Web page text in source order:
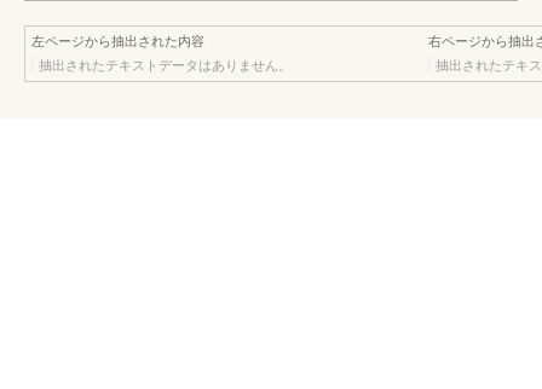
左ページから抽出された内容
抽出されたテキストデータはありません。
右ページから抽出
抽出されたテキ